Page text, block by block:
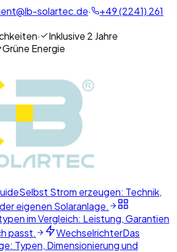
solartec.de·
+49 (2241) 261
·
Inklusive 2 Jahre
Grüne Energie
Selbst Strom erzeugen: Technik,
eigenen Solaranlage.
im Vergleich: Leistung, Garantien
passt.
WechselrichterDas
Typen, Dimensionierung und